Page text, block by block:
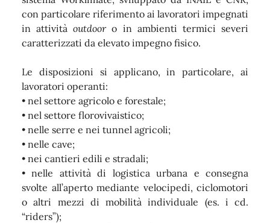
con particolare riferimento ai lavoratori impegnati
in attivitàoutdooro in ambienti termici severi
caratterizzati da elevato impegno fisico.
Le disposizioni si applicano, in particolare, ai
lavoratori operanti:
• nel settore agricolo e forestale;
• nel settore florovivaistico;
• nelle serre e nei tunnel agricoli;
• nelle cave;
• nei cantieri edili e stradali;
• nelle attività di logistica urbana e consegna
svolte all’aperto mediante velocipedi, ciclomotori
o altri mezzi di mobilità individuale (es. i cd.
“riders”);